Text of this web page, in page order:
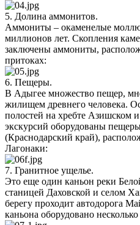
5. Долина аммонитов.
Аммониты – окаменелые
миллионов лет. Скопления
заключены аммониты,
притоках:
6. Пещеры.
В Адыгее множество пещер,
жилищем древнего человека.
полостей на хребте Азишском
экскурсий оборудованы
(Краснодарский край),
Лагонаки:
7. Гранитное ущелье.
Это еще один каньон реки
станицей Даховской и селом
берегу проходит автодорога
каньона оборудовано